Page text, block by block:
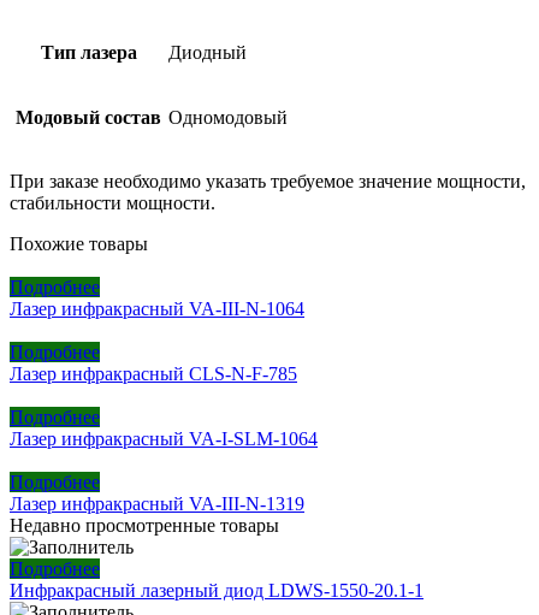
Тип лазера Диодный
Модовый состав Одномодовый
При заказе необходимо указать требуемое значение мощности,
стабильности мощности.
Похожие товары
Подробнее
Лазер инфракрасный VA-III-N-1064
Подробнее
Лазер инфракрасный CLS-N-F-785
Подробнее
Лазер инфракрасный VA-I-SLM-1064
Подробнее
Лазер инфракрасный VA-III-N-1319
Недавно просмотренные товары
Подробнее
Инфракрасный лазерный диод LDWS-1550-20.1-1